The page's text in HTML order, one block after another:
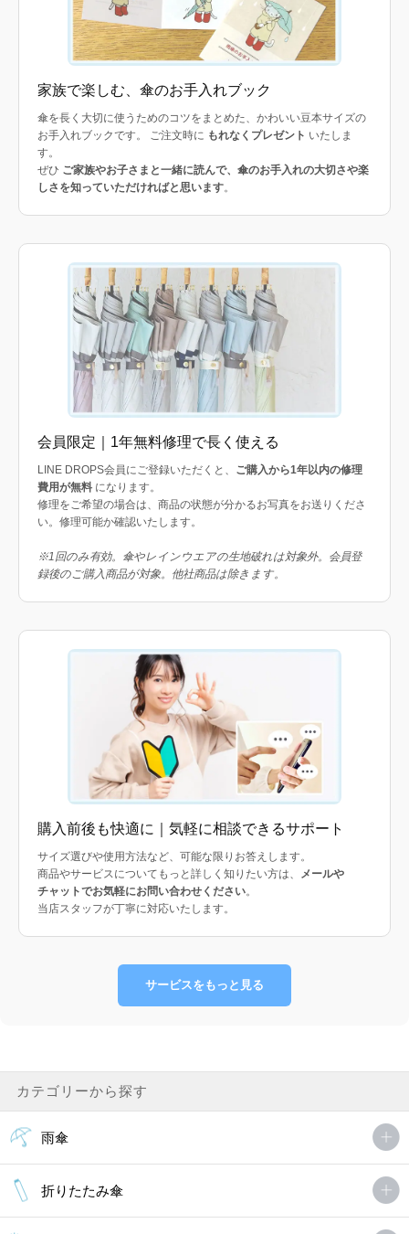
家族で楽しむ、傘のお手入れブック
傘を長く大切に使うためのコツをまとめた、かわいい豆本サイズの
お手入れブックです。 ご注文時に もれなくプレゼント いたしま
す。
ぜひ ご家族やお子さまと一緒に読んで、傘のお手入れの大切さや楽
しさを知っていただければと思います。
会員限定｜1年無料修理で長く使える
LINE DROPS会員にご登録いただくと、 ご購入から1年以内の修理
費用が無料 になります。
修理をご希望の場合は、商品の状態が分かるお写真をお送りくださ
い。修理可能か確認いたします。
※1回のみ有効。傘やレインウエアの生地破れは対象外。会員登
録後のご購入商品が対象。他社商品は除きます。
購入前後も快適に｜気軽に相談できるサポート
サイズ選びや使用方法など、可能な限りお答えします。
商品やサービスについてもっと詳しく知りたい方は、 メールや
チャットでお気軽にお問い合わせください。
当店スタッフが丁寧に対応いたします。
サービスをもっと見る
カテゴリーから探す
雨傘
折りたたみ傘